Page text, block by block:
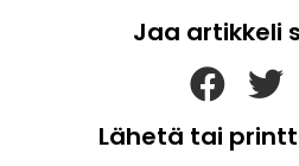
Jaa artikkeli
Lähetä tai